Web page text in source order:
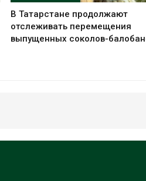
В Татарстане продолжают
отслеживать перемещения
выпущенных соколов-